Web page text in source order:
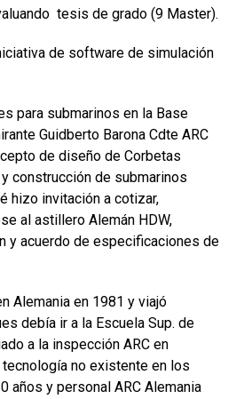
tesis de grado (9 Master).
de software de simulación
para submarinos en la Base
Guidberto Barona Cdte ARC
de diseño de Corbetas
construcción de submarinos
hizo invitación a cotizar,
al astillero Alemán HDW,
y acuerdo de especificaciones de
Alemania en 1981 y viajó
debía ir a la Escuela Sup. de
a la inspección ARC en
no existente en los
años y personal ARC Alemania